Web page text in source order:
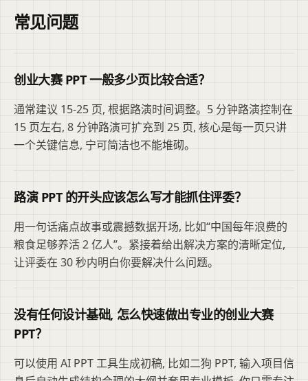
常见问题
创业大赛 PPT 一般多少页比较合适？
通常建议 15-25 页, 根据路演时间调整。5 分钟路演控制在
15 页左右, 8 分钟路演可扩充到 25 页, 核心是每一页只讲
一个关键信息, 宁可简洁也不能堆砌。
路演 PPT 的开头应该怎么写才能抓住评委？
用一句话痛点故事或震撼数据开场, 比如“中国每年浪费的
粮食足够养活 2 亿人”。紧接着给出解决方案的清晰定位,
让评委在 30 秒内明白你要解决什么问题。
没有任何设计基础, 怎么快速做出专业的创业大赛
PPT？
可以使用 AI PPT 工具生成初稿, 比如二狗 PPT, 输入项目信